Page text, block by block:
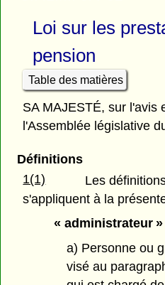
Loi sur les
pension
Table des matières
SA MAJESTÉ, sur l'avis
l'Assemblée législative
Définitions
1(1)
Les
s'appliquent à la
« administrateur »
a) Personne ou
visé au